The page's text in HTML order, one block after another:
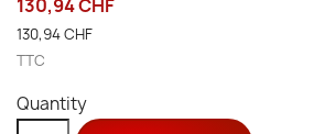
130,94 CHF
130,94 CHF
TTC
Quantity